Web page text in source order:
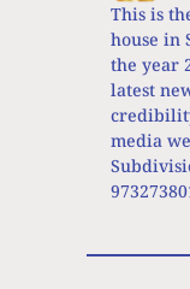
This is
house in
the year
latest
media